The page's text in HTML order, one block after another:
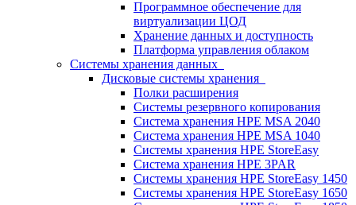
Программное обеспечение для
виртуализации ЦОД
Хранение данных и доступность
Платформа управления облаком
Системы хранения данных
Дисковые системы хранения
Полки расширения
Системы резервного копирования
Система хранения HPE MSA 2040
Система хранения HPE MSA 1040
Системы хранения HPE StoreEasy
Система хранения HPE 3PAR
Системы хранения HPE StoreEasy 1450
Системы хранения HPE StoreEasy 1650